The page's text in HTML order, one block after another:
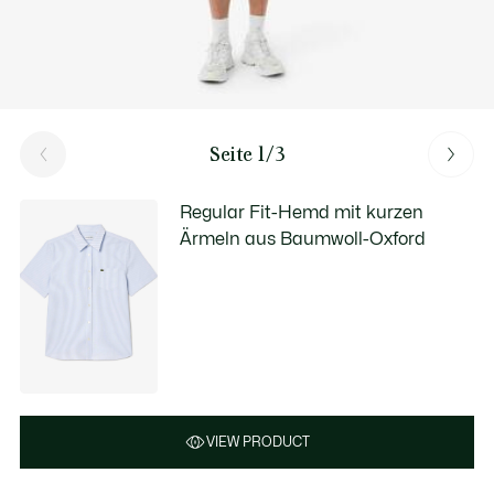
Seite 1/3
Regular Fit-Hemd mit kurzen
Ärmeln aus Baumwoll-Oxford
VIEW PRODUCT